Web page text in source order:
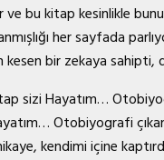
bu kitap kesinlikle
her sayfada
bir zekaya sahipti,
sizi Hayatım…
Otobiyografi
kendimi içine